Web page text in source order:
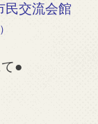
交流会館
●